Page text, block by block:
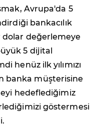
Avrupa'da 5
bankacılık
dolar değerlemeye
5 dijital
henüz ilk yılımızı
banka müşterisine
hedeflediğimiz
göstermesi